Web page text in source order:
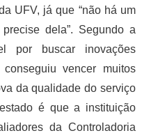
UFV, já que “não há um
dela”. Segundo a
por buscar inovações
vencer muitos
da qualidade do serviço
é que a instituição
da Controladoria